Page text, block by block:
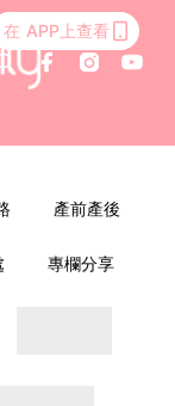
在 APP上查看
產前產後
專欄分享